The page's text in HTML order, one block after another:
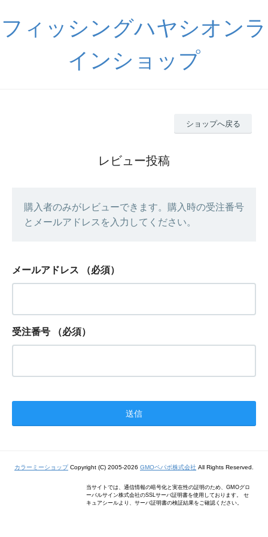
フィッシングハヤシオンラ
インショップ
ショップへ戻る
レビュー投稿
購入者のみがレビューできます。購入時の受注番号
とメールアドレスを入力してください。
メールアドレス （必須）
受注番号 （必須）
カラーミーショップCopyright (C) 2005-2026 GMOペパボ株式会社 All Rights Reserved.
当サイトでは、通信情報の暗号化と実在性の証明のため、GMOグロ
ーバルサイン株式会社のSSLサーバ証明書を使用しております。 セ
キュアシールより、サーバ証明書の検証結果をご確認ください。